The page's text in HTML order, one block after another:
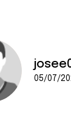
05/07/